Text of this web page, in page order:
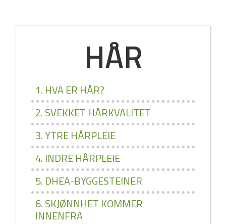
HÅR
1. HVA ER HÅR?
2. SVEKKET HÅRKVALITET
3. YTRE HÅRPLEIE
4. INDRE HÅRPLEIE
5. DHEA­-BYGGESTEINER
6. SKJØNNHET KOMMER
INNENFRA